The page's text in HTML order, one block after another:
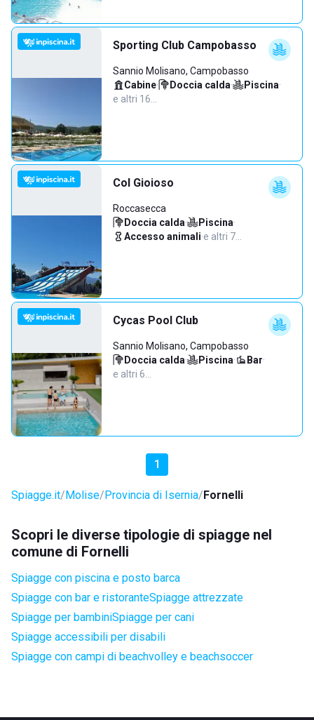
Sporting Club Campobasso
Sannio Molisano, Campobasso
Cabine· Doccia calda· Piscina·
e altri 16…
Col Gioioso
Roccasecca
Doccia calda· Piscina·
Accesso animali·e altri 7…
Cycas Pool Club
Sannio Molisano, Campobasso
Doccia calda· Piscina· Bar·
e altri 6…
1
Spiagge.it Molise Provincia di Isernia Fornelli
Scopri le diverse tipologie di spiagge nel
comune di Fornelli
Spiagge con piscina e posto barca
Spiagge con bar e ristoranteSpiagge attrezzate
Spiagge per bambiniSpiagge per cani
Spiagge accessibili per disabili
Spiagge con campi di beachvolley e beachsoccer